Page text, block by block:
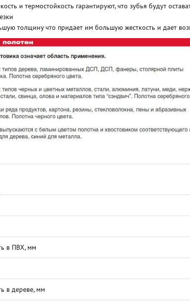
и термостойкость гарантируют, что зубья будут
толщину что придает им большую жесткость и дает
в ПВХ, мм
в дереве, мм